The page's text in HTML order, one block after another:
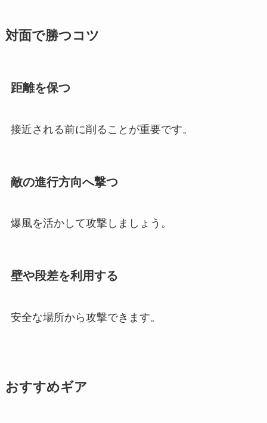
対面で勝つコツ
距離を保つ
接近される前に削ることが重要です。
敵の進行方向へ撃つ
爆風を活かして攻撃しましょう。
壁や段差を利用する
安全な場所から攻撃できます。
おすすめギア